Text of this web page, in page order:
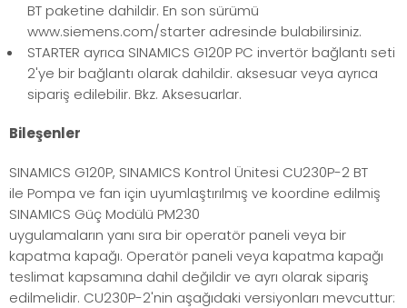
BT paketine dahildir. En son sürümü
www.siemens.com/starter adresinde bulabilirsiniz.
STARTER ayrıca SINAMICS G120P PC invertör bağlantı seti
2'ye bir bağlantı olarak dahildir. aksesuar veya ayrıca
sipariş edilebilir. Bkz. Aksesuarlar.
Bileşenler
SINAMICS G120P, SINAMICS Kontrol Ünitesi CU230P-2 BT
ile Pompa ve fan için uyumlaştırılmış ve koordine edilmiş
SINAMICS Güç Modülü PM230
uygulamaların yanı sıra bir operatör paneli veya bir
kapatma kapağı. Operatör paneli veya kapatma kapağı
teslimat kapsamına dahil değildir ve ayrı olarak sipariş
edilmelidir. CU230P-2'nin aşağıdaki versiyonları mevcuttur: